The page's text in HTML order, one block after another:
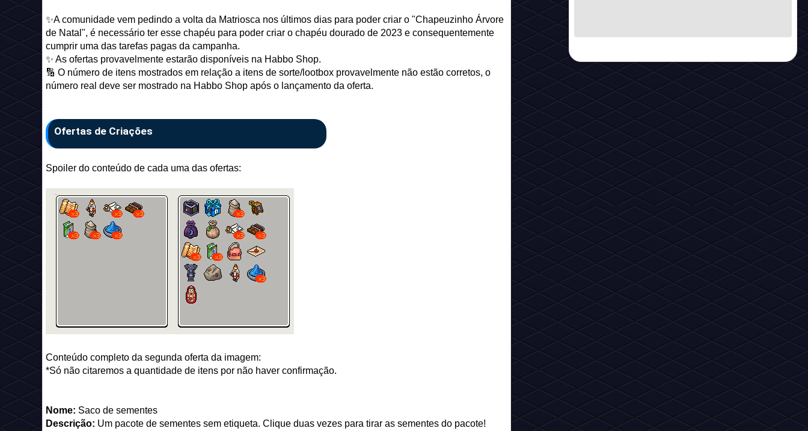
✨A comunidade vem pedindo a volta da Matriosca nos últimos dias para poder criar o "Chapeuzinho Árvore
de Natal", é necessário ter esse chapéu para poder criar o chapéu dourado de 2023 e consequentemente
cumprir uma das tarefas pagas da campanha.
✨ As ofertas provavelmente estarão disponíveis na Habbo Shop.
🔢 O número de itens mostrados em relação a itens de sorte/lootbox provavelmente não estão corretos, o
número real deve ser mostrado na Habbo Shop após o lançamento da oferta.
Ofertas de Criações
Spoiler do conteúdo de cada uma das ofertas:
Conteúdo completo da segunda oferta da imagem:
*Só não citaremos a quantidade de itens por não haver confirmação.
Nome: Saco de sementes
Descrição: Um pacote de sementes sem etiqueta. Clique duas vezes para tirar as sementes do pacote!